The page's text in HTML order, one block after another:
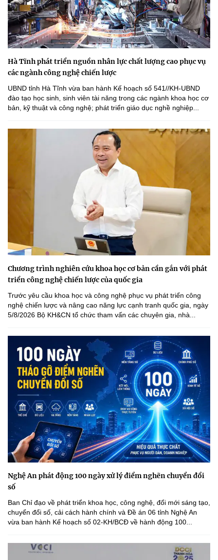
Hà Tĩnh phát triển nguồn nhân lực chất lượng cao phục vụ
các ngành công nghệ chiến lược
UBND tỉnh Hà Tĩnh vừa ban hành Kế hoạch số 541//KH-UBND
đào tạo học sinh, sinh viên tài năng trong các ngành khoa học cơ
bản, kỹ thuật và công nghệ; phát triển giáo dục nghề nghiệp...
Chương trình nghiên cứu khoa học cơ bản cần gắn với phát
triển công nghệ chiến lược của quốc gia
Trước yêu cầu khoa học và công nghệ phục vụ phát triển công
nghệ chiến lược và nâng cao năng lực cạnh tranh quốc gia, ngày
5/8/2026 Bộ KH&CN tổ chức tham vấn các chuyên gia, nhà...
Nghệ An phát động 100 ngày xử lý điểm nghẽn chuyển đổi
số
Ban Chỉ đạo về phát triển khoa học, công nghệ, đổi mới sáng tạo,
chuyển đổi số, cải cách hành chính và Đề án 06 tỉnh Nghệ An
vừa ban hành Kế hoạch số 02-KH/BCĐ về hành động 100...